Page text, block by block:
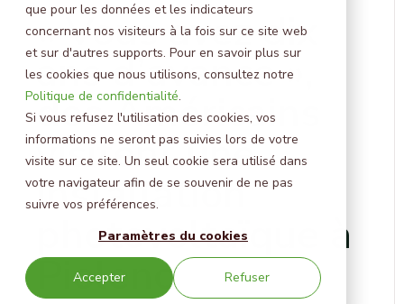
que pour les données et les indicateurs
concernant nos visiteurs à la fois sur ce site web
et sur d'autres supports. Pour en savoir plus sur
les cookies que nous utilisons, consultez notre
Politique de confidentialité.
Si vous refusez l'utilisation des cookies, vos
informations ne seront pas suivies lors de votre
visite sur ce site. Un seul cookie sera utilisé dans
votre navigateur afin de se souvenir de ne pas
suivre vos préférences.
Paramètres du cookies
Accepter Refuser
« Vous avez dix
ans d’avance »,
des Américains
visitent une
installation
photovoltaïque à
Piolenc